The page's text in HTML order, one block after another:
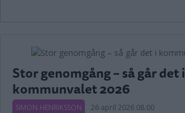
Stor genomgång – så går det i
kommunvalet 2026
SIMON HENRIKSSON 26 april 2026 08.00